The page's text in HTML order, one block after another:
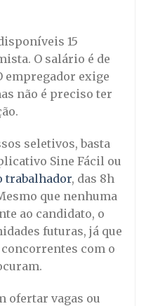
15
O salário é de
empregador exige
não é preciso ter
seletivos, basta
Sine Fácil ou
trabalhador, das 8h
que nenhuma
ao candidato, o
futuras, já que
com o
ofertar vagas ou